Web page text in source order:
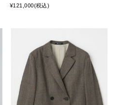
¥121,000(税込)